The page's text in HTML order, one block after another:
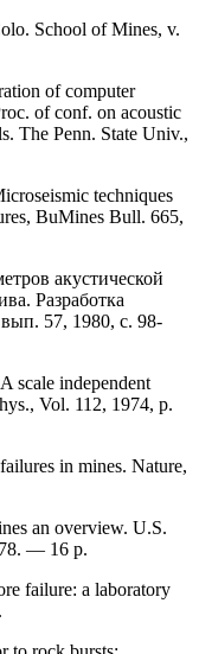
School of Mines, v.
of computer
of conf. on acoustic
The Penn. State Univ.,
techniques
BuMines Bull. 665,
акустической
Разработка
57, 1980, с. 98-
scale independent
Vol. 112, 1974, p.
in mines. Nature,
an overview. U.S.
— 16 p.
failure: a laboratory